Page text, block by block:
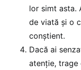
lor simt asta.
de viată și o
conștient.
Dacă ai
atenție, trage